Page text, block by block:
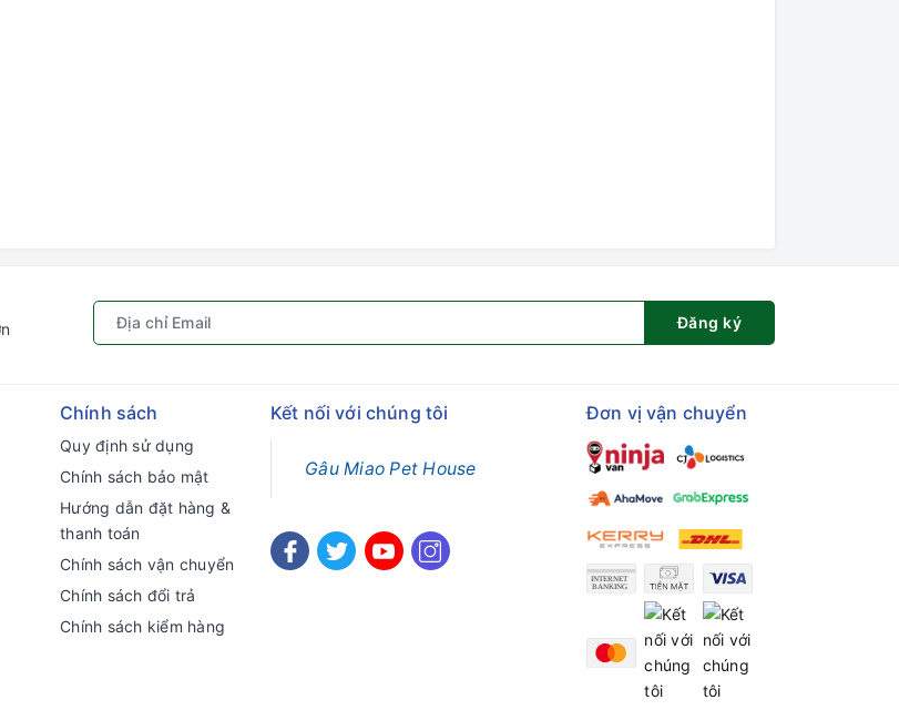
Đăng ký
Chính sách
Quy định sử dụng
Chính sách bảo mật
Hướng dẫn đặt hàng &
thanh toán
Chính sách vận chuyển
Chính sách đổi trả
Chính sách kiểm hàng
Kết nối với chúng tôi
Gâu Miao Pet House
Đơn vị vận chuyển